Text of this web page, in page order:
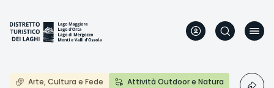
main
content
Arte, Cultura e Fede
Attività Outdoor e Natura